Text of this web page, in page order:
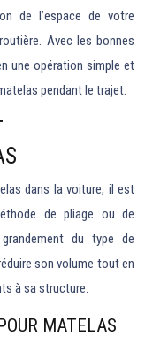
de l’espace de votre
Avec les bonnes
une opération simple et
pendant le trajet.
dans la voiture, il est
de pliage ou de
du type de
son volume tout en
à sa structure.
MATELAS